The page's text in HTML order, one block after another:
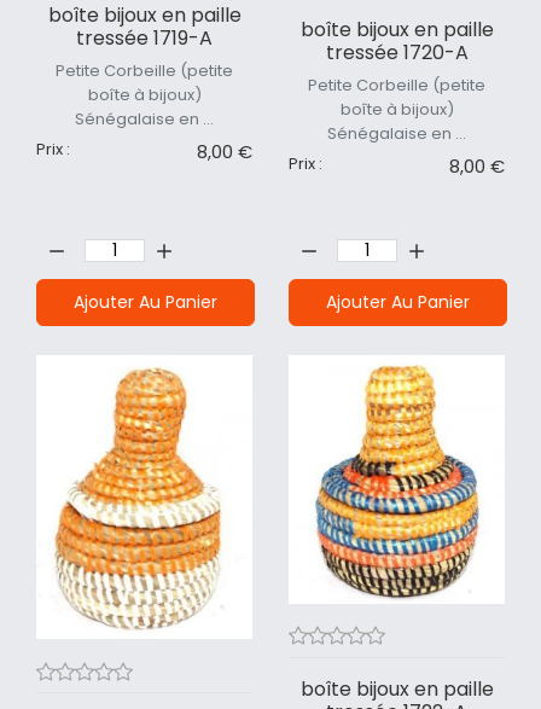
boîte bijoux en paille
tressée 1719-A
Petite Corbeille (petite
boîte à bijoux)
Sénégalaise en ...
Prix :
8,00 €
Ajouter Au Panier
boîte bijoux en paille
tressée 1720-A
Petite Corbeille (petite
boîte à bijoux)
Sénégalaise en ...
Prix :
8,00 €
Ajouter Au Panier
boîte bijoux en paille